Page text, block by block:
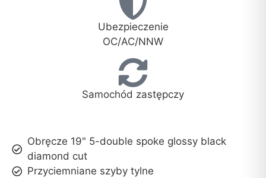
Ubezpieczenie
OC/AC/NNW
Samochód zastępczy
Obręcze 19" 5-double spoke glossy black
diamond cut
Przyciemniane szyby tylne